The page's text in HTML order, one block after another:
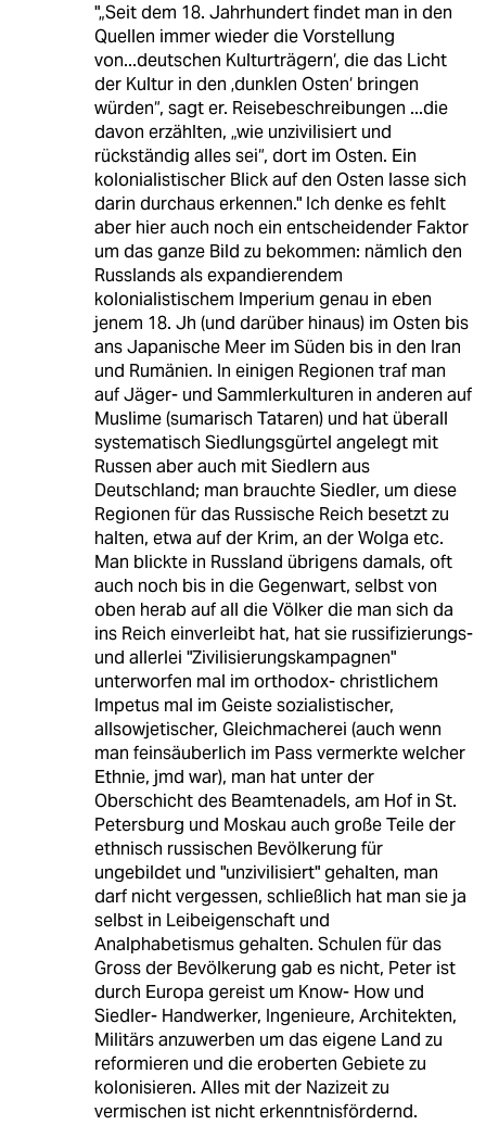
"„Seit dem 18. Jahrhundert findet man in den
Quellen immer wieder die Vorstellung
von...deutschen Kulturträgern‘, die das Licht
der Kultur in den ‚dunklen Osten‘ bringen
würden“, sagt er. Reisebeschreibungen ...die
davon erzählten, „wie unzivilisiert und
rückständig alles sei“, dort im Osten. Ein
kolonialistischer Blick auf den Osten lasse sich
darin durchaus erkennen." Ich denke es fehlt
aber hier auch noch ein entscheidender Faktor
um das ganze Bild zu bekommen: nämlich den
Russlands als expandierendem
kolonialistischem Imperium genau in eben
jenem 18. Jh (und darüber hinaus) im Osten bis
ans Japanische Meer im Süden bis in den Iran
und Rumänien. In einigen Regionen traf man
auf Jäger- und Sammlerkulturen in anderen auf
Muslime (sumarisch Tataren) und hat überall
systematisch Siedlungsgürtel angelegt mit
Russen aber auch mit Siedlern aus
Deutschland; man brauchte Siedler, um diese
Regionen für das Russische Reich besetzt zu
halten, etwa auf der Krim, an der Wolga etc.
Man blickte in Russland übrigens damals, oft
auch noch bis in die Gegenwart, selbst von
oben herab auf all die Völker die man sich da
ins Reich einverleibt hat, hat sie russifizierungs-
und allerlei "Zivilisierungskampagnen"
unterworfen mal im orthodox- christlichem
Impetus mal im Geiste sozialistischer,
allsowjetischer, Gleichmacherei (auch wenn
man feinsäuberlich im Pass vermerkte welcher
Ethnie, jmd war), man hat unter der
Oberschicht des Beamtenadels, am Hof in St.
Petersburg und Moskau auch große Teile der
ethnisch russischen Bevölkerung für
ungebildet und "unzivilisiert" gehalten, man
darf nicht vergessen, schließlich hat man sie ja
selbst in Leibeigenschaft und
Analphabetismus gehalten. Schulen für das
Gross der Bevölkerung gab es nicht, Peter ist
durch Europa gereist um Know- How und
Siedler- Handwerker, Ingenieure, Architekten,
Militärs anzuwerben um das eigene Land zu
reformieren und die eroberten Gebiete zu
kolonisieren. Alles mit der Nazizeit zu
vermischen ist nicht erkenntnisfördernd.